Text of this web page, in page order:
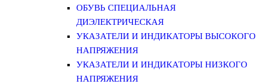
ОБУВЬ СПЕЦИАЛЬНАЯ
ДИЭЛЕКТРИЧЕСКАЯ
УКАЗАТЕЛИ И ИНДИКАТОРЫ ВЫСОКОГО
НАПРЯЖЕНИЯ
УКАЗАТЕЛИ И ИНДИКАТОРЫ НИЗКОГО
НАПРЯЖЕНИЯ